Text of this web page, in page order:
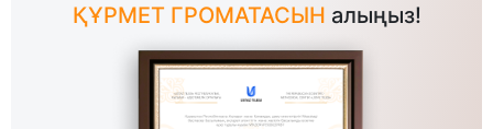
ҚҰРМЕТ ГРОМАТАСЫН алыңыз!